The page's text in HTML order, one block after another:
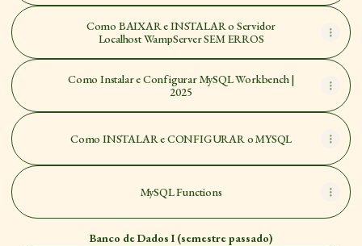
Como BAIXAR e INSTALAR o Servidor
Localhost WampServer SEM ERROS
Como Instalar e Configurar MySQL Workbench |
2025
Como INSTALAR e CONFIGURAR o MYSQL
MySQL Functions
Banco de Dados I (semestre passado)